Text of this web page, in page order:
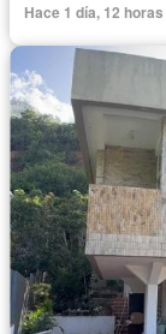
Hace 1 día, 12 horas